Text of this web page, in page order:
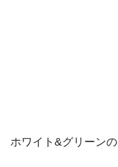
ホワイト&グリーンの